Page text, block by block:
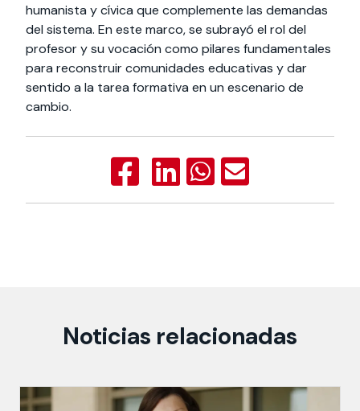
humanista y cívica que complemente las demandas
del sistema. En este marco, se subrayó el rol del
profesor y su vocación como pilares fundamentales
para reconstruir comunidades educativas y dar
sentido a la tarea formativa en un escenario de
cambio.
Noticias relacionadas